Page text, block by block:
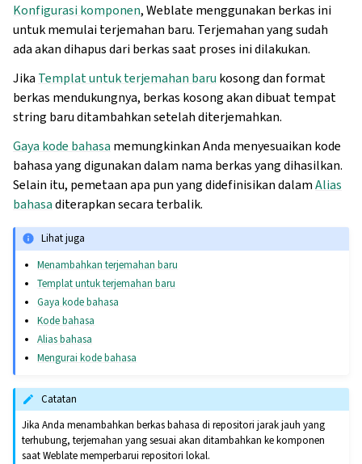
Konfigurasi komponen, Weblate menggunakan berkas ini
untuk memulai terjemahan baru. Terjemahan yang sudah
ada akan dihapus dari berkas saat proses ini dilakukan.
Jika Templat untuk terjemahan baru kosong dan format
berkas mendukungnya, berkas kosong akan dibuat tempat
string baru ditambahkan setelah diterjemahkan.
Gaya kode bahasa memungkinkan Anda menyesuaikan kode
bahasa yang digunakan dalam nama berkas yang dihasilkan.
Selain itu, pemetaan apa pun yang didefinisikan dalamAlias
bahasaditerapkan secara terbalik.
Lihat juga
Menambahkan terjemahan baru
Templat untuk terjemahan baru
Gaya kode bahasa
Kode bahasa
Alias bahasa
Mengurai kode bahasa
Catatan
Jika Anda menambahkan berkas bahasa di repositori jarak jauh yang
terhubung, terjemahan yang sesuai akan ditambahkan ke komponen
saat Weblate memperbarui repositori lokal.